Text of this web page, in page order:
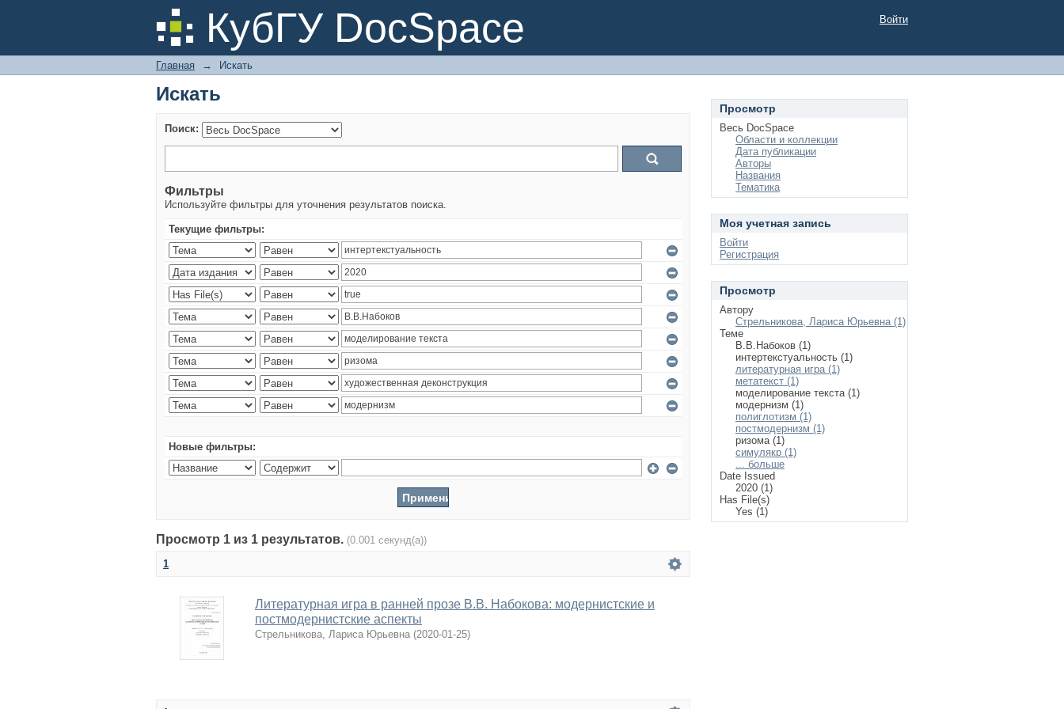
КубГУ DocSpace
Искать Войти
Главная → Искать
Искать
Поиск:
Фильтры
Используйте фильтры для уточнения результатов поиска.
Текущие фильтры:
Новые фильтры:
Просмотр 1 из 1 результатов. (0.001 секунд(а))
1
Литературная игра в ранней прозе В.В. Набокова: модернистские и
постмодернистские аспекты
Стрельникова, Лариса Юрьевна (2020-01-25)
Просмотр
Весь DocSpace
Области и коллекции
Дата публикации
Авторы
Названия
Тематика
Моя учетная запись
Войти
Регистрация
Просмотр
Автору
Стрельникова, Лариса Юрьевна (1)
Теме
В.В.Набоков (1)
интертекстуальность (1)
литературная игра (1)
метатекст (1)
моделирование текста (1)
модернизм (1)
полиглотизм (1)
постмодернизм (1)
ризома (1)
симулякр (1)
... больше
Date Issued
2020 (1)
Has File(s)
Yes (1)